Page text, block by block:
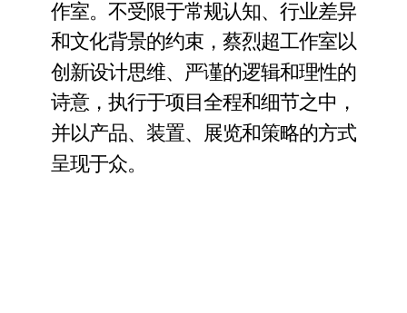
作室。不受限于常规认知、行业差异
和文化背景的约束，蔡烈超工作室以
创新设计思维、严谨的逻辑和理性的
诗意，执行于项目全程和细节之中，
并以产品、装置、展览和策略的方式
呈现于众。